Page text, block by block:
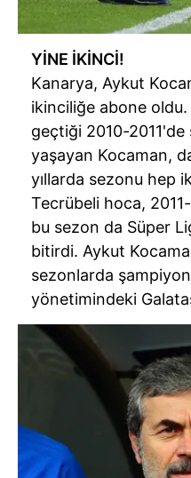
almak için lütfentıklayınız.
YİNE İKİNCİ!
Kanarya, Aykut
ikinciliğe abone oldu.
geçtiği 2010-
yaşayan Kocaman,
yıllarda sezonu hep
Tecrübeli hoca,
bu sezon da Süper
bitirdi. Aykut
sezonlarda
yönetimindeki